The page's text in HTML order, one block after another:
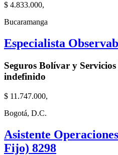
$ 4.833.000,
Bucaramanga
Especialista
Seguros Bolívar y
indefinido
$ 11.747.000,
Bogotá, D.C.
Asistente
Fijo) 8298